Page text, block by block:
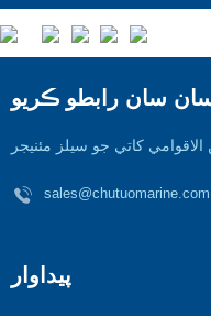
سان رابطو ڪريو
الاقوامي کاتي جو سيلز مئنيجر
sales@chutuomarine.com
پيداوار